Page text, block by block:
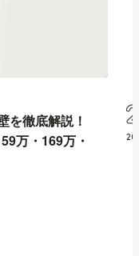
を徹底解説！
万・169万・